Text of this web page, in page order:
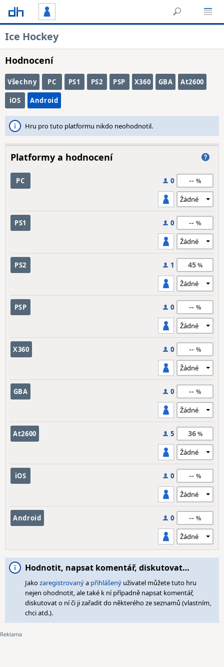
Ice Hockey
Hodnocení
Všechny PC PS1 PS2 PSP X360 GBA At2600
iOS Android
Hru pro tuto platformu nikdo neohodnotil.
Platformy a hodnocení
PC 0 --
PS1 0 --
PS2 1 45
PSP 0 --
X360 0 --
GBA 0 --
At2600 5 36
iOS 0 --
Android 0 --
Hodnotit, napsat komentář, diskutovat…
Jakozaregistrovanýa přihlášený uživatel můžete tuto hru
nejen ohodnotit, ale také k ní případně napsat komentář,
diskutovat o ní či ji zařadit do některého ze seznamů (vlastním,
chci atd.).